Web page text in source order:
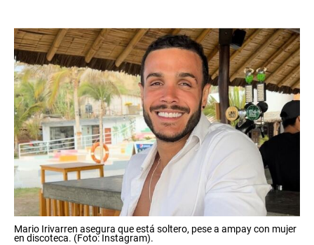
Mario Irivarren asegura que está soltero, pese a ampay con mujer
en discoteca. (Foto: Instagram).